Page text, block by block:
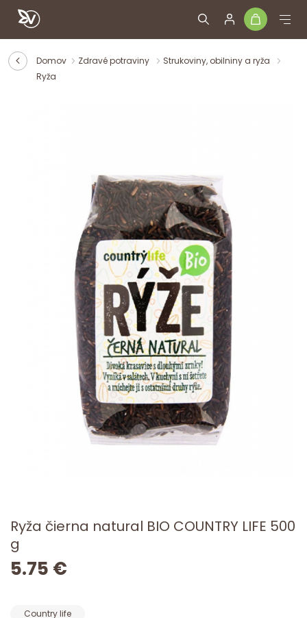
Domov Zdravé potraviny
Strukoviny, obilniny a ryža
Ryža
Ryža čierna natural BIO COUNTRY LIFE 500
g
5.75 €
Country life